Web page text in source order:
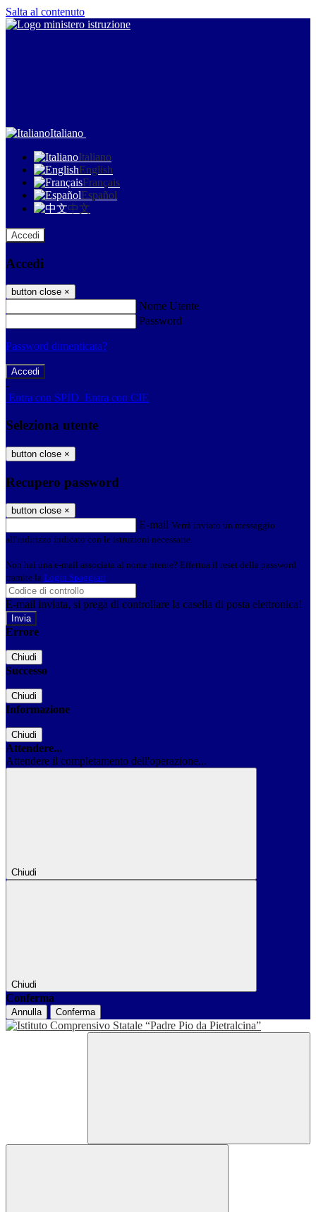
Salta al contenuto
Italiano
Italiano
English
Français
Español
中文
Accedi
Accedi
button close ×
Nome Utente
Password
Password dimenticata?
-
Entra con SPID Entra con CIE
Seleziona utente
button close ×
Recupero password
button close ×
E-mail Verrà inviato un messaggio
all'indirizzo indicato con le istruzioni necessarie.
Non hai una e-mail associata al nome utente? Effettua il reset della password
tramite la Login Spaggiari
E-mail inviata, si prega di controllare la casella di posta elettronica!
Errore
Chiudi
Successo
Chiudi
Informazione
Chiudi
Attendere...
Attendere il completamento dell'operazione...
Chiudi
Chiudi
Conferma
Annulla Conferma